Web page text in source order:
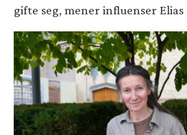
gifte seg, mener influenser Elias